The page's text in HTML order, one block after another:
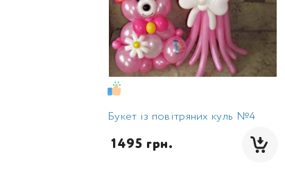
Букет із повітряних куль №4
1495 грн.